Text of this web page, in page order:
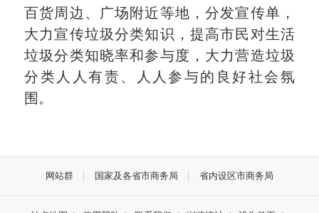
百货周边、广场附近等地，分发宣传单，
大力宣传垃圾分类知识，提高市民对生活
垃圾分类知晓率和参与度，大力营造垃圾
分类人人有责、人人参与的良好社会氛
围。
网站群 国家及各省市商务局 省内设区市商务局